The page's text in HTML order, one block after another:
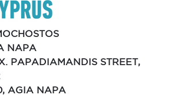
NAPA
PAPADIAMANDIS STREET,
AGIA NAPA